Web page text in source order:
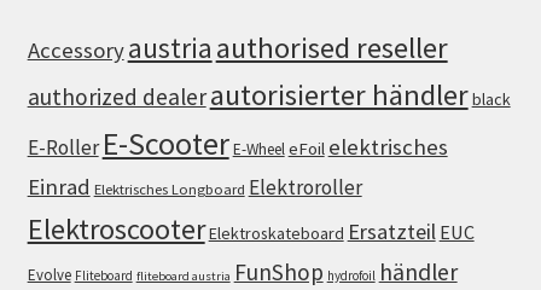
Accessoryaustria authorised reseller
authorized dealerautorisierter händlerblack
E-Roller E-ScooterE-WheeleFoil elektrisches
Einrad Elektrisches Longboard Elektroroller
ElektroscooterElektroskateboard Ersatzteil EUC
Evolve Fliteboard fliteboard austria FunShop hydrofoil händler